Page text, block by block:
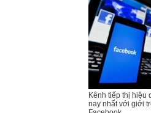
Kênh tiếp thị hiệu
nay nhất với giới